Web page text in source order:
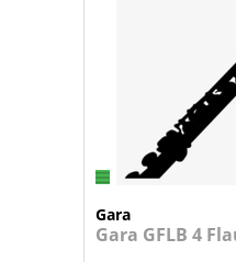
Gara
Gara GFLB 4